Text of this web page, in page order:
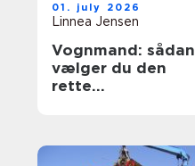
01. july 2026
Linnea Jensen
Vognmand: sådan
vælger du den
rette